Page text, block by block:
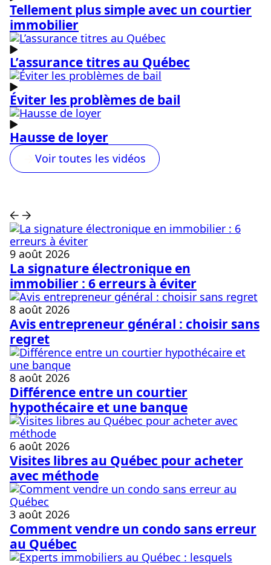
Tellement plus simple avec un courtier
immobilier
L’assurance titres au Québec
Éviter les problèmes de bail
Hausse de loyer
Voir toutes les vidéos
9 août 2026
La signature électronique en
immobilier : 6 erreurs à éviter
8 août 2026
Avis entrepreneur général : choisir sans
regret
8 août 2026
Différence entre un courtier
hypothécaire et une banque
6 août 2026
Visites libres au Québec pour acheter
avec méthode
3 août 2026
Comment vendre un condo sans erreur
au Québec